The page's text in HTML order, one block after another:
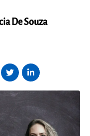
De Souza